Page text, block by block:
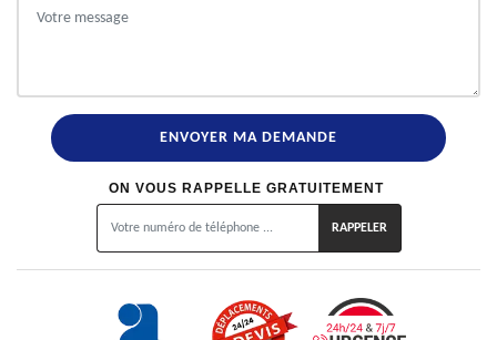
ON VOUS RAPPELLE GRATUITEMENT